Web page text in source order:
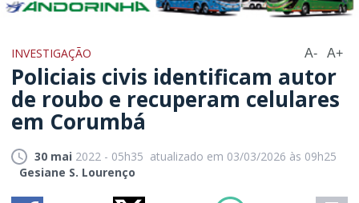
INVESTIGAÇÃO A- A+
Policiais civis identificam autor
de roubo e recuperam celulares
em Corumbá
30 mai 2022 - 05h35 atualizado em 03/03/2026 às 09h25
Gesiane S. Lourenço